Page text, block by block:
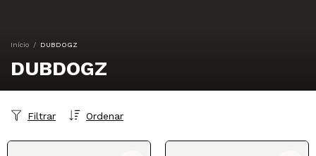
Início / DUBDOGZ
DUBDOGZ
Ordenar
Filtrar